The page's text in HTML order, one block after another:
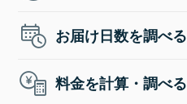
お届け日数を調べる
料金を計算・調べる